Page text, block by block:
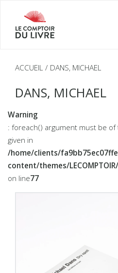
ACCUEIL DANS, MICHAEL
DANS, MICHAEL
Warning
: foreach() argument must be
given in
/home/clients/
content/themes/
on line77